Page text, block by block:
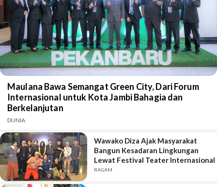
Maulana Bawa Semangat Green City, Dari Forum
Internasional untuk Kota Jambi Bahagia dan
Berkelanjutan
DUNIA
Wawako Diza Ajak Masyarakat
Bangun Kesadaran Lingkungan
Lewat Festival Teater Internasional
RAGAM